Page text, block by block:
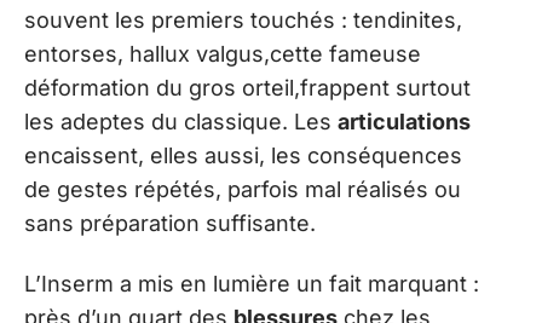
souvent les premiers touchés : tendinites,
entorses, hallux valgus,cette fameuse
déformation du gros orteil,frappent surtout
les adeptes du classique. Les articulations
encaissent, elles aussi, les conséquences
de gestes répétés, parfois mal réalisés ou
sans préparation suffisante.
L’Inserm a mis en lumière un fait marquant :